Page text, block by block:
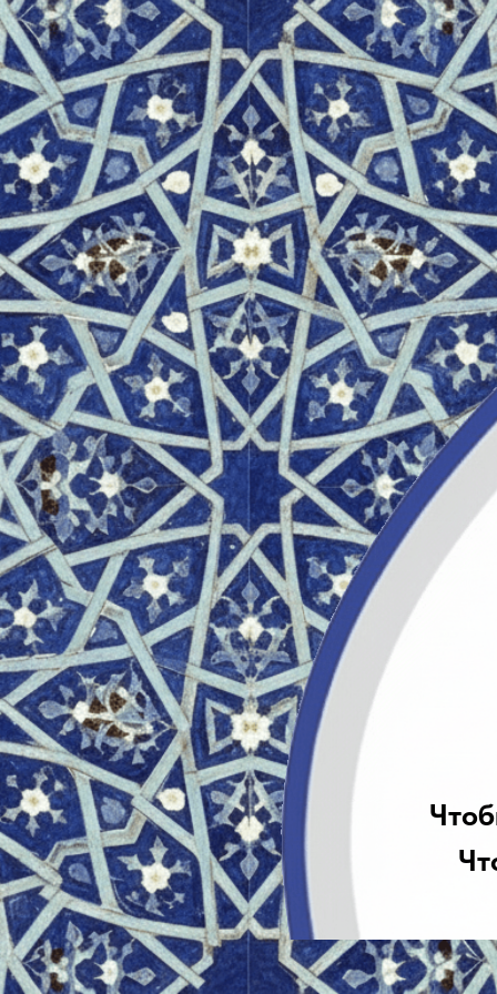
Оплата
Все будет
Чтобы перейти на
Чтобы перейти